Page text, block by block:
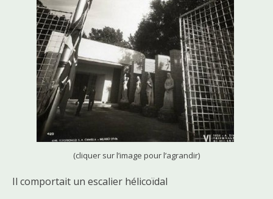
(cliquer sur l’image pour l’agrandir)
Il comportait un escalier hélicoïdal